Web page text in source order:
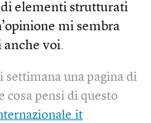
elementi strutturati
mi sembra
anche voi.
settimana una pagina di
cosa pensi di questo